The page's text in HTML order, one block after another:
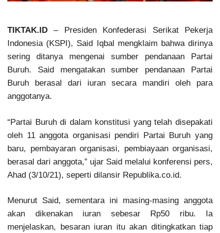
TIKTAK.ID – Presiden Konfederasi Serikat Pekerja
Indonesia (KSPI), Said Iqbal mengklaim bahwa dirinya
sering ditanya mengenai sumber pendanaan Partai
Buruh. Said mengatakan sumber pendanaan Partai
Buruh berasal dari iuran secara mandiri oleh para
anggotanya.
“Partai Buruh di dalam konstitusi yang telah disepakati
oleh 11 anggota organisasi pendiri Partai Buruh yang
baru, pembayaran organisasi, pembiayaan organisasi,
berasal dari anggota,” ujar Said melalui konferensi pers,
Ahad (3/10/21), seperti dilansir Republika.co.id.
Menurut Said, sementara ini masing-masing anggota
akan dikenakan iuran sebesar Rp50 ribu. Ia
menjelaskan, besaran iuran itu akan ditingkatkan tiap